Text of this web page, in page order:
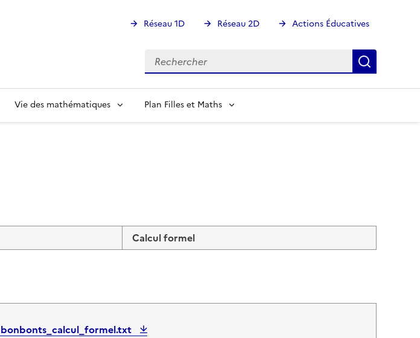
Réseau 1D Réseau 2D Actions Éducatives
Rechercher
Rechercher
Vie des mathématiques Plan Filles et Maths
Calcul formel